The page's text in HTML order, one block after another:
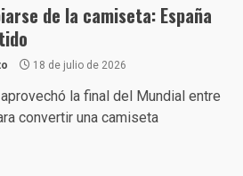
de la camiseta: España
18 de julio de 2026
la final del Mundial entre
convertir una camiseta